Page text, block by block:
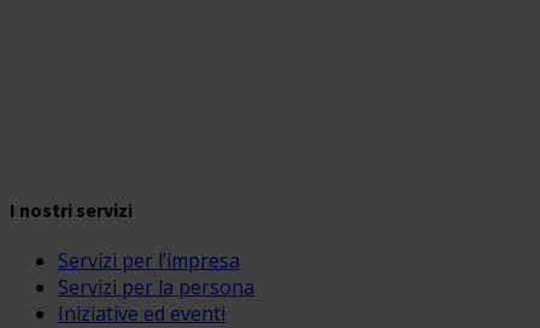
I nostri servizi
Servizi per l’impresa
Servizi per la persona
Iniziative ed eventi